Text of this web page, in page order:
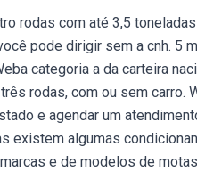
rodas com até 3,5
pode dirigir sem a cnh. 5
categoria a da carteira
rodas, com ou sem carro.
e agendar um
existem algumas
e de modelos de